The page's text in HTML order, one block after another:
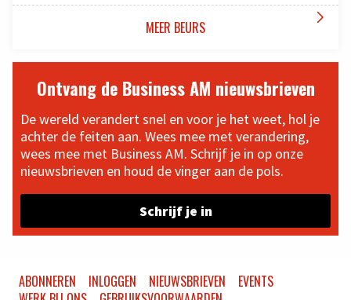
MEER BEURS 
Ontvang de Business AM nieuwsbrieven
De wereld verandert snel en voor je het weet, hol je
achter de feiten aan. Wees mee met verandering,
wees mee met Business AM. Schrijf je in op onze
nieuwsbrieven en houd de vinger aan de pols.
Schrijf je in
ABONNEREN INLOGGEN NIEUWSBRIEVEN
EVENTS